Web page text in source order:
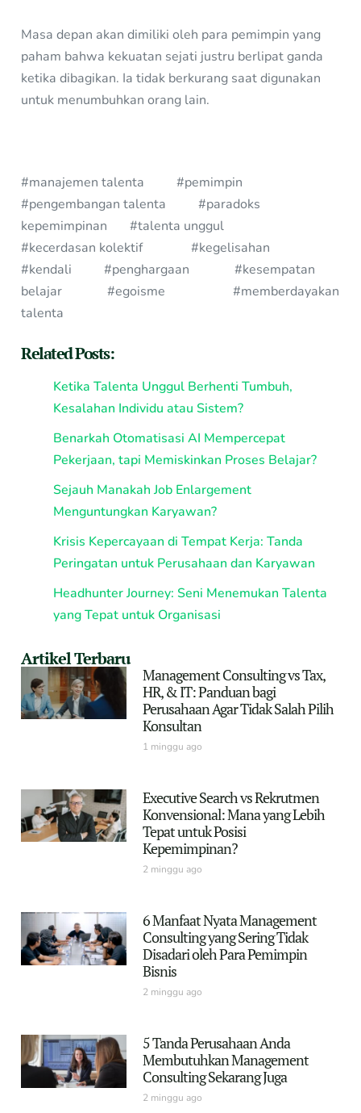
Masa depan akan dimiliki oleh para pemimpin yang
paham bahwa kekuatan sejati justru berlipat ganda
ketika dibagikan. Ia tidak berkurang saat digunakan
untuk menumbuhkan orang lain.
#manajemen talenta #pemimpin
#pengembangan talenta #paradoks
kepemimpinan #talenta unggul
#kecerdasan kolektif #kegelisahan
#kendali #penghargaan #kesempatan
belajar #egoisme #memberdayakan
talenta
Related Posts:
Ketika Talenta Unggul Berhenti Tumbuh,
Kesalahan Individu atau Sistem?
Benarkah Otomatisasi AI Mempercepat
Pekerjaan, tapi Memiskinkan Proses Belajar?
Sejauh Manakah Job Enlargement
Menguntungkan Karyawan?
Krisis Kepercayaan di Tempat Kerja: Tanda
Peringatan untuk Perusahaan dan Karyawan
Headhunter Journey: Seni Menemukan Talenta
yang Tepat untuk Organisasi
Artikel Terbaru
Management Consulting vs Tax,
HR, & IT: Panduan bagi
Perusahaan Agar Tidak Salah Pilih
Konsultan
1 minggu ago
Executive Search vs Rekrutmen
Konvensional: Mana yang Lebih
Tepat untuk Posisi
Kepemimpinan?
2 minggu ago
6 Manfaat Nyata Management
Consulting yang Sering Tidak
Disadari oleh Para Pemimpin
Bisnis
2 minggu ago
5 Tanda Perusahaan Anda
Membutuhkan Management
Consulting Sekarang Juga
2 minggu ago